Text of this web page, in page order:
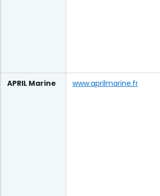
APRIL Marine www.aprilmarine.fr